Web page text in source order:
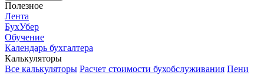
Полезное
Лента
БухУбер
Обучение
Календарь бухгалтера
Калькуляторы
Все калькуляторы Расчет стоимости бухобслуживания Пени